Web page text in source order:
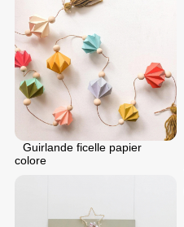
Guirlande ficelle papier
colore